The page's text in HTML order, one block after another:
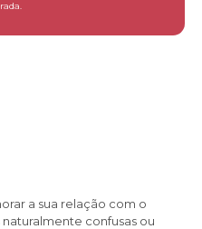
a sua relação com o
confusas ou